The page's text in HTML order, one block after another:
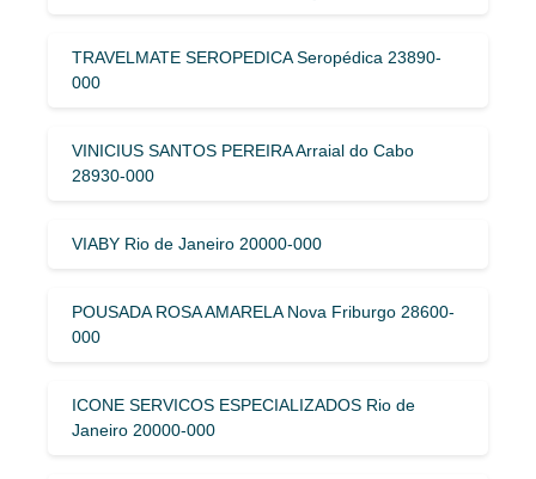
TRAVELMATE SEROPEDICA Seropédica 23890-
000
VINICIUS SANTOS PEREIRA Arraial do Cabo
28930-000
VIABY Rio de Janeiro 20000-000
POUSADA ROSA AMARELA Nova Friburgo 28600-
000
ICONE SERVICOS ESPECIALIZADOS Rio de
Janeiro 20000-000